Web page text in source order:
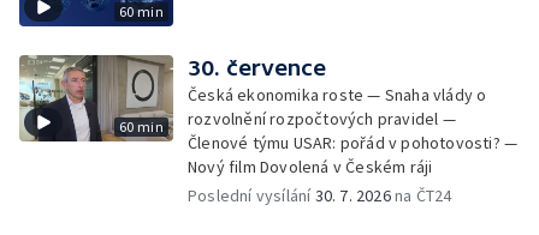
60 min
60 min
30. července
Česká ekonomika roste — Snaha vlády o
rozvolnění rozpočtových pravidel —
Členové týmu USAR: pořád v pohotovosti? —
Nový film Dovolená v Českém ráji
Poslední vysílání30. 7. 2026na ČT24